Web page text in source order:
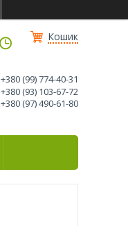
Кошик
+380 (99) 774-40-31
+380 (93) 103-67-72
+380 (97) 490-61-80